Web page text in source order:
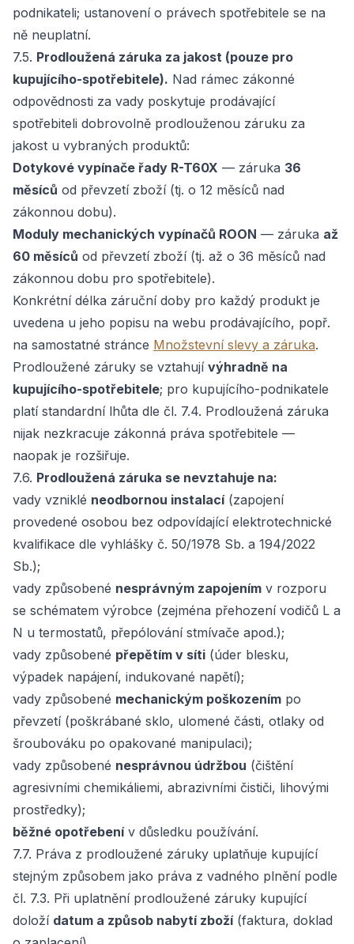
podnikateli; ustanovení o právech spotřebitele se na
ně neuplatní.
7.5. Prodloužená záruka za jakost (pouze pro
kupujícího-spotřebitele). Nad rámec zákonné
odpovědnosti za vady poskytuje prodávající
spotřebiteli dobrovolně prodlouženou záruku za
jakost u vybraných produktů:
Dotykové vypínače řady R-T60X — záruka 36
měsíců od převzetí zboží (tj. o 12 měsíců nad
zákonnou dobu).
Moduly mechanických vypínačů ROON — záruka až
60 měsíců od převzetí zboží (tj. až o 36 měsíců nad
zákonnou dobu pro spotřebitele).
Konkrétní délka záruční doby pro každý produkt je
uvedena u jeho popisu na webu prodávajícího, popř.
na samostatné stránce Množstevní slevy a záruka.
Prodloužené záruky se vztahují výhradně na
kupujícího-spotřebitele; pro kupujícího-podnikatele
platí standardní lhůta dle čl. 7.4. Prodloužená záruka
nijak nezkracuje zákonná práva spotřebitele —
naopak je rozšiřuje.
7.6. Prodloužená záruka se nevztahuje na:
vady vzniklé neodbornou instalací(zapojení
provedené osobou bez odpovídající elektrotechnické
kvalifikace dle vyhlášky č. 50/1978 Sb. a 194/2022
Sb.);
vady způsobené nesprávným zapojením v rozporu
se schématem výrobce (zejména přehození vodičů L a
N u termostatů, přepólování stmívače apod.);
vady způsobené přepětím v síti (úder blesku,
výpadek napájení, indukované napětí);
vady způsobené mechanickým poškozením po
převzetí (poškrábané sklo, ulomené části, otlaky od
šroubováku po opakované manipulaci);
vady způsobené nesprávnou údržbou (čištění
agresivními chemikáliemi, abrazivními čističi, lihovými
prostředky);
běžné opotřebenív důsledku používání.
7.7. Práva z prodloužené záruky uplatňuje kupující
stejným způsobem jako práva z vadného plnění podle
čl. 7.3. Při uplatnění prodloužené záruky kupující
doloží datum a způsob nabytí zboží(faktura, doklad